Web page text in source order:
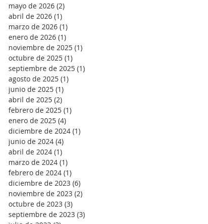
mayo de 2026 (2)
abril de 2026 (1)
marzo de 2026 (1)
enero de 2026 (1)
noviembre de 2025 (1)
octubre de 2025 (1)
septiembre de 2025 (1)
agosto de 2025 (1)
junio de 2025 (1)
abril de 2025 (2)
febrero de 2025 (1)
enero de 2025 (4)
diciembre de 2024 (1)
junio de 2024 (4)
abril de 2024 (1)
marzo de 2024 (1)
febrero de 2024 (1)
diciembre de 2023 (6)
noviembre de 2023 (2)
octubre de 2023 (3)
septiembre de 2023 (3)